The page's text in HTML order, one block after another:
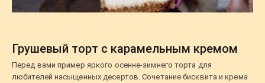
Грушевый торт с карамельным кремом
Перед вами пример яркого осенне-зимнего торта для
любителей насыщенных десертов. Сочетание бисквита и крема